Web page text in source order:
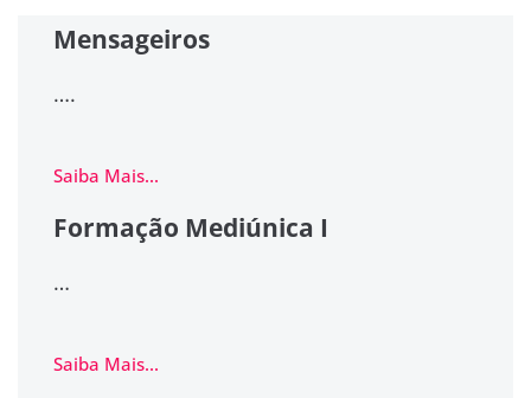
Mensageiros
….
Saiba Mais...
Formação Mediúnica I
…
Saiba Mais...